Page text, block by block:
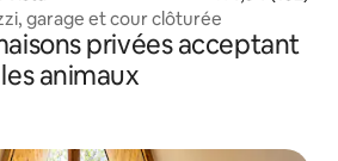
garage et cour clôturée
privées acceptant
les animaux